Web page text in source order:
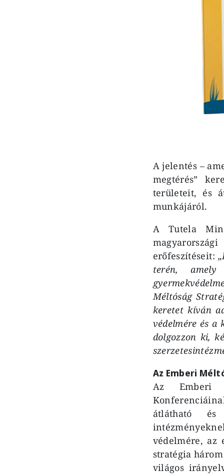
A jelentés –
megtérés”
területeit, és
munkájáról.
A Tutela
erőfeszítéseit:
terén,
Méltóság
keretet kíván
védelmére és
dolgozzon ki,
Az Emberi
Az Emberi
átlátható és
védelmére, az
stratégia
világos